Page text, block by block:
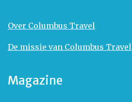
Over Columbus Travel
De missie van Columbus Travel
Magazine